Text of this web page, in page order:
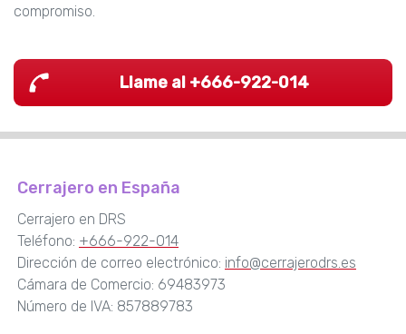
compromiso.
Llame al +666-922-014
Cerrajero en España
Cerrajero en DRS
Teléfono: +666-922-014
Dirección de correo electrónico: info@cerrajerodrs.es
Cámara de Comercio: 69483973
Número de IVA: 857889783